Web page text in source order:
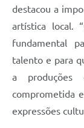
destacou a
artística local.
fundamental
talento e para
a produções
comprometida
expressões